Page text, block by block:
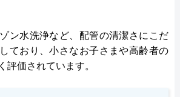
ン水洗浄など、配管の清潔さにこだ
ており、小さなお子さまや高齢者の
評価されています。